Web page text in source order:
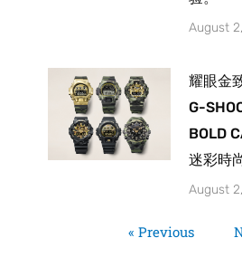
August
耀眼金
G-
BOLD
迷彩時
August
« Previous